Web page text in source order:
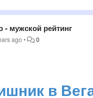
- мужской рейтинг
ago• 0
в